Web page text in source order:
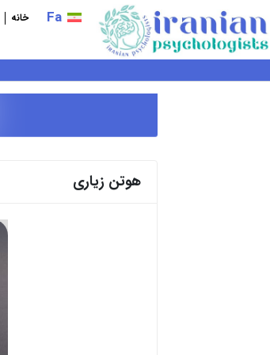
به
محتوا
Fa خانه
هوتن زیاری